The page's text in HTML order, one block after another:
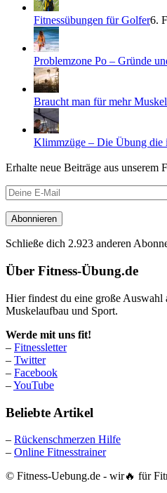
Fitnessübungen für Golfer6.
Problemzone Po – Gründe
Braucht man für mehr
Klimmzüge – Die Übung die
Erhalte neue Beiträge aus unserem
Deine
E-
Mail
Abonnieren
Schließe dich 2.923 anderen
Über Fitness-Übung.de
Hier findest du eine große Auswahl
Muskelaufbau und Sport.
Werde mit uns fit!
– Fitnessletter
– Twitter
– Facebook
–YouTube
Beliebte Artikel
– Rückenschmerzen Hilfe
– Online Fitnesstrainer
© Fitness-Uebung.de - wir🔥 für